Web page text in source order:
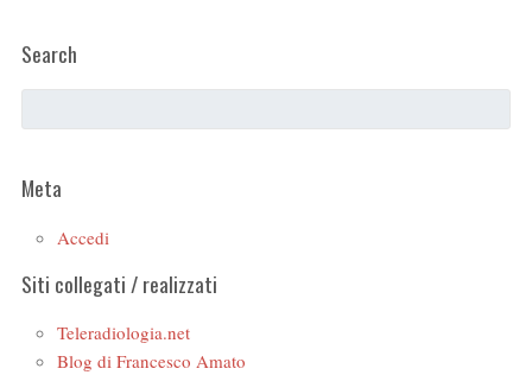
Search
Meta
Accedi
Siti collegati / realizzati
Teleradiologia.net
Blog di Francesco Amato